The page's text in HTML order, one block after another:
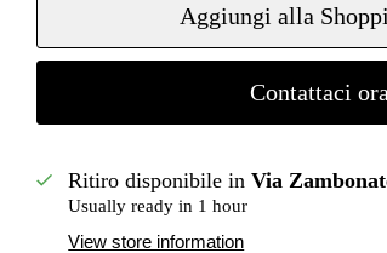
Aggiungi alla
Contattaci ora
Ritiro disponibile inVia
Usually ready in 1 hour
View store information